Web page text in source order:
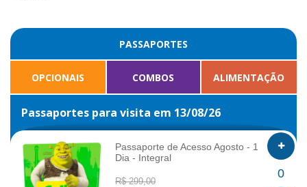
PASSAPORTES
OPCIONAIS COMBOS ALIMENTAÇÃO
Passaportes para visita em 13/08/26
INFO
Passaporte de Acesso Agosto - 1
Dia - Integral
R$ 299,00
0